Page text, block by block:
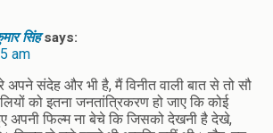
सिंह says:
am
संदेह और भी है, मैं विनीत वाली बात से तो सौ
को इतना जनतांत्रिकरण हो जाए कि कोई
अपनी फिल्‍म ना बेचे कि जिसको देखनी है देखे,